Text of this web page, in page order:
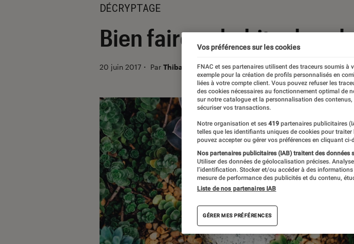
DÉCRYPTAGE
Bien faire cohabiter les
20 juin 2017 ・ Par Thibault
Vos préférences sur les cookies
FNAC et ses partenaires utilisent des traceurs soumis
exemple pour la création de profils personnalisés en
liées à votre compte client. Vous pouvez refuser les
des cookies nécessaires au fonctionnement optimal de
sur notre catalogue et la personnalisation des
sécuriser vos transactions.
Notre organisation et ses 419 partenaires publicitaires
telles que les identifiants uniques de cookies pour
pouvez accepter ou gérer vos préférences en cliquant
Nos partenaires publicitaires (IAB) traitent des données
Utiliser des données de géolocalisation précises.
l’identification. Stocker et/ou accéder à des
mesure de performance des publicités et du contenu,
Liste de nos partenaires IAB
GÉRER MES PRÉFÉRENCES